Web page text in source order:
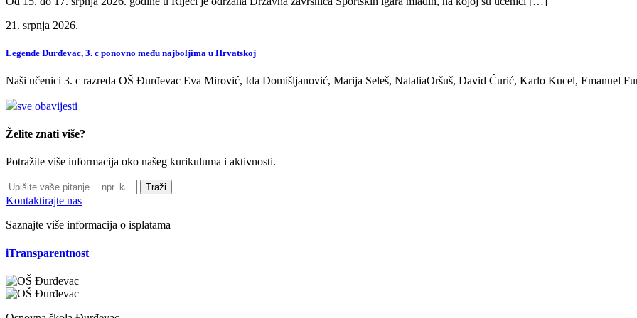
21. srpnja 2026.
Legende Đurđevac, 3. c ponovno među najboljima u Hrvatskoj
Naši učenici 3. c razreda OŠ Đurđevac Eva Mirović, Ida Domišljanović, Marija Seleš, NataliaOršuš, David Ćurić, Karlo Kucel, Emanuel
sve obavijesti
Želite znati više?
Potražite više informacija oko našeg kurikuluma i aktivnosti.
Traži
Kontaktirajte nas
Saznajte više informacija o isplatama
iTransparentnost